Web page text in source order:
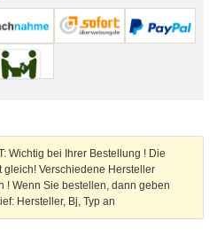
Wichtig bei Ihrer Bestellung ! Die
Verschiedene Hersteller
! Wenn Sie bestellen, dann geben
Hersteller, Bj, Typ an